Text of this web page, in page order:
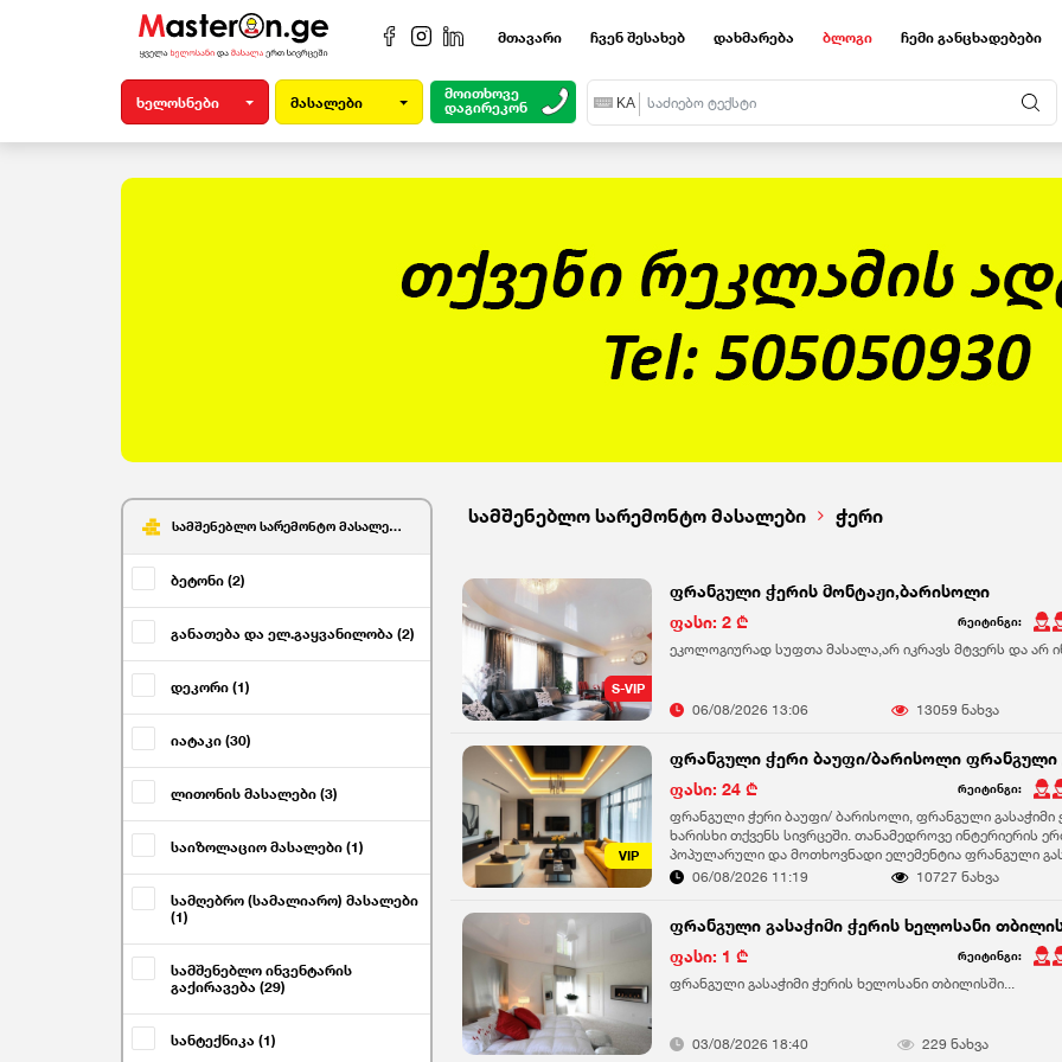
მთავარი ჩვენ შესახებ დახმარება ბლოგი ჩემი განცხადებები
ხელოსნები მასალები
მოითხოვე
დაგირეკონ
EN KA RU
სამშენებლო სარემონტო მასალები (128)
ბეტონი (2)
განათება და ელ.გაყვანილობა (2)
დეკორი (1)
იატაკი (30)
ლითონის მასალები (3)
საიზოლაციო მასალები (1)
სამღებრო (სამალიარო) მასალები
(1)
სამშენებლო ინვენტარის
გაქირავება (29)
სანტექნიკა (1)
სამშენებლო სარემონტო მასალები ჭერი
S-VIP
ფრანგული ჭერის მონტაჟი,ბარისოლი
ფასი: 2 ₾
რეიტინგი:
ეკოლოგიურად სუფთა მასალა,არ იკრავს მტვერს და არ
06/08/2026 13:06 13059 ნახვა
VIP
ფრანგული ჭერი ბაუფი/ბარისოლი ფრანგული
ფასი: 24 ₾
რეიტინგი:
ფრანგული ჭერი ბაუფი/ ბარისოლი, ფრანგული
ხარისხი თქვენს სივრცეში. თანამედროვე ინტერიერის
პოპულარული და მოთხოვნადი ელემენტია ფრანგული
აერთიანებს ესთეტიკას, პრაქტიკულობასა და
გადაწყვეტილება, რომელიც თქვენ გჭირდებათ. რა არის
ფრანგული ჭერი სპეციალური ბარისოლის მასალისგან
ელასტიკური და ეკოლოგიურად სუფთა მასალა, რომელიც
ერთგვაროვან ზედაპირს ქმნის. მისი მთავარი
და ესთეტიკურად სრულყოფილ ჭერს. მონტაჟი – სწრაფი
06/08/2026 11:19 10727 ნახვა
ფრანგული გასაჭიმი ჭერის ხელოსანი
ფასი: 1 ₾
რეიტინგი:
ფრანგული გასაჭიმი ჭერის ხელოსანი თბილისში...
03/08/2026 18:40 229 ნახვა